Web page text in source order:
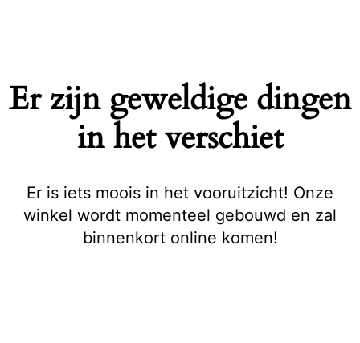
Er zijn geweldige dingen
in het verschiet
Er is iets moois in het vooruitzicht! Onze
winkel wordt momenteel gebouwd en zal
binnenkort online komen!